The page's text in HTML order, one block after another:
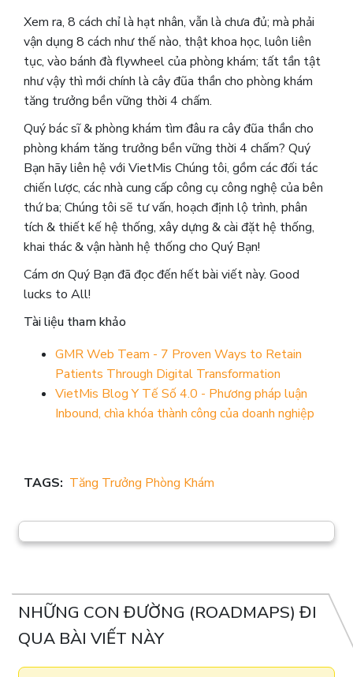
Xem ra, 8 cách chỉ là hạt nhân, vẫn là chưa đủ; mà phải
vận dụng 8 cách như thế nào, thật khoa học, luôn liên
tục, vào bánh đà flywheel của phòng khám; tất tần tật
như vậy thì mới chính là cây đũa thần cho phòng khám
tăng trưởng bền vững thời 4 chấm.
Quý bác sĩ & phòng khám tìm đâu ra cây đũa thần cho
phòng khám tăng trưởng bền vững thời 4 chấm? Quý
Bạn hãy liên hệ với VietMis Chúng tôi, gồm các đối tác
chiến lược, các nhà cung cấp công cụ công nghệ của bên
thứ ba; Chúng tôi sẽ tư vấn, hoạch định lộ trình, phân
tích & thiết kế hệ thống, xây dựng & cài đặt hệ thống,
khai thác & vận hành hệ thống cho Quý Bạn!
Cám ơn Quý Bạn đã đọc đến hết bài viết này. Good
lucks to All!
Tài liệu tham khảo
GMR Web Team - 7 Proven Ways to Retain
Patients Through Digital Transformation
VietMis Blog Y Tế Số 4.0 - Phương pháp luận
Inbound, chìa khóa thành công của doanh nghiệp
TAGS: Tăng Trưởng Phòng Khám
NHỮNG CON ĐƯỜNG (ROADMAPS) ĐI
QUA BÀI VIẾT NÀY